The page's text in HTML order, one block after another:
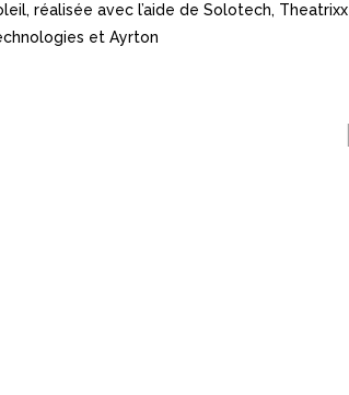
réalisée avec l’aide de Solotech, Theatrixx
et Ayrton